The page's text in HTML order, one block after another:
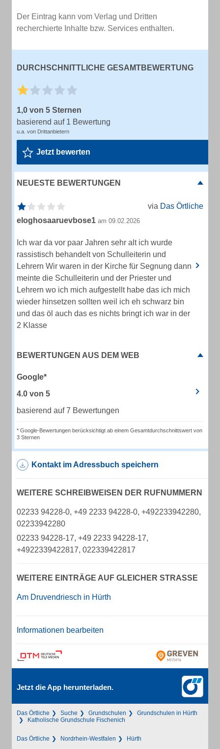
Der Eintrag kann vom Verlag und Dritten
recherchierte Inhalte bzw. Services enthalten.
DURCHSCHNITTLICHE GESAMTBEWERTUNG
1,0 von 5 Sternen
basierend auf 1 Bewertung
u.a. von Drittanbietern
Jetzt bewerten
NEUESTE BEWERTUNGEN
via Das Örtliche
eloghosaaruevbose1 am 09.02.2026
Ich war da vor paar Jahren sehr alt ich wurde
rassistisch behandelt von Schulleiterin und
Lehrern Wir waren in der Kirche für Segnung dann
meinte die Schulleiterin und der Priester und
Lehrern wo ich mich aufgestellt habe das ich mich
wieder hinsetzen sollten weil ich eh schwarz bin
und das öl auch das es nichts bringt ich war in der
2 Klasse
BEWERTUNGEN AUS DEM WEB
Google*
4.0 von 5
basierend auf 7 Bewertungen
* Google-Bewertungen berücksichtigt ab einem Gesamtdurchschnittswert von
3 Sternen
Kontakt im Adressbuch speichern
WEITERE SCHREIBWEISEN DER RUFNUMMERN
02233 94228-0, +49 2233 94228-0, +492233942280,
02233942280
02233 94228-17, +49 2233 94228-17,
+4922339422817, 022339422817
WEITERE EINTRÄGE AUF GLEICHER STRASSE
Am Druvendriesch in Hürth
Informationen bearbeiten
Jetzt die App herunterladen.
Das Örtliche Suche Grundschulen
Grundschulen in Hürth
Katholische Grundschule Fischenich
Das Örtliche Nordrhein-Westfalen Hürth